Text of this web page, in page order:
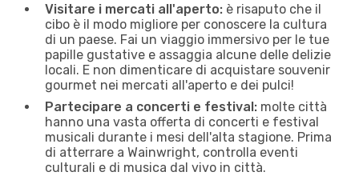
Visitare i mercati all'aperto: è risaputo che il
cibo è il modo migliore per conoscere la cultura
di un paese. Fai un viaggio immersivo per le tue
papille gustative e assaggia alcune delle delizie
locali. E non dimenticare di acquistare souvenir
gourmet nei mercati all'aperto e dei pulci!
Partecipare a concerti e festival: molte città
hanno una vasta offerta di concerti e festival
musicali durante i mesi dell'alta stagione. Prima
di atterrare a Wainwright, controlla eventi
culturali e di musica dal vivo in città.